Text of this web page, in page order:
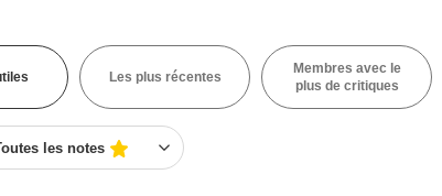
Les plus récentes
Membres avec le
plus de critiques
les notes